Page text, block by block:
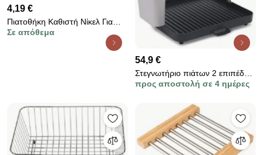
4,19 €
Πιατοθήκη Καθιστή Νίκελ Για
Κ700mm
Σε απόθεμα
54,9 €
Στεγνωτήριο πιάτων 2 επιπέδων
Joseph Joseph 85084 , στόμιο
προς αποστολή σε 4 ημέρες